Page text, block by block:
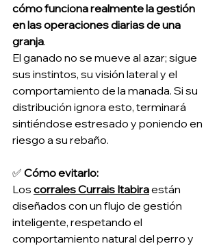
cómo funciona realmente la gestión
en las operaciones diarias de una
granja.
El ganado no se mueve al azar; sigue
sus instintos, su visión lateral y el
comportamiento de la manada. Si su
distribución ignora esto, terminará
sintiéndose estresado y poniendo en
riesgo a su rebaño.
✅ Cómo evitarlo:
Los corrales Currais Itabira están
diseñados con un flujo de gestión
inteligente, respetando el
comportamiento natural del perro y